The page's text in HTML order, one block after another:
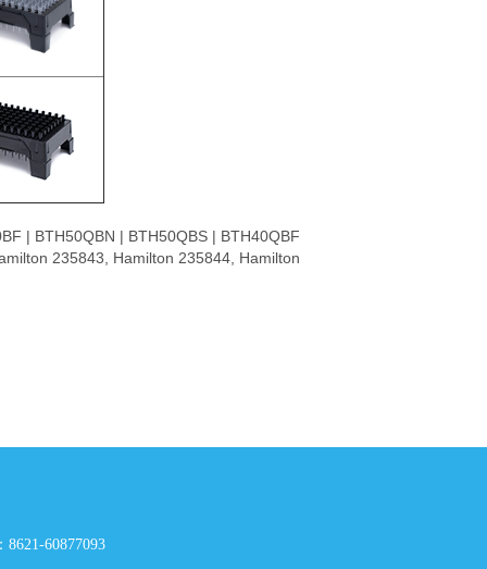
| BTH50QBN | BTH50QBS | BTH40QBF
235843, Hamilton 235844, Hamilton
8621-60877093